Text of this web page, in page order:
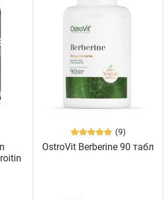
(9)
OstroVit Berberine 90 табл